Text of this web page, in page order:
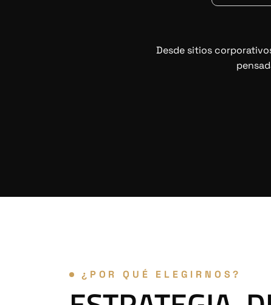
Desde sitios
¿POR QUÉ ELEGIRNOS?